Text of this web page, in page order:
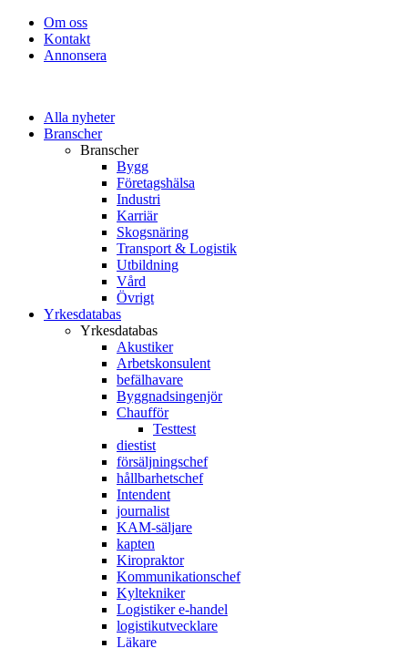
Om oss
Kontakt
Annonsera
Alla nyheter
Branscher
Branscher
Bygg
Företagshälsa
Industri
Karriär
Skogsnäring
Transport & Logistik
Utbildning
Vård
Övrigt
Yrkesdatabas
Yrkesdatabas
Akustiker
Arbetskonsulent
befälhavare
Byggnadsingenjör
Chaufför
Testtest
diestist
försäljningschef
hållbarhetschef
Intendent
journalist
KAM-säljare
kapten
Kiropraktor
Kommunikationschef
Kyltekniker
Logistiker e-handel
logistikutvecklare
Läkare